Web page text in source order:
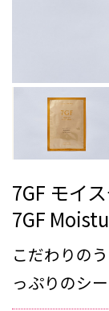
7GF モイ
7GF
こだわりの
っぷりのシー